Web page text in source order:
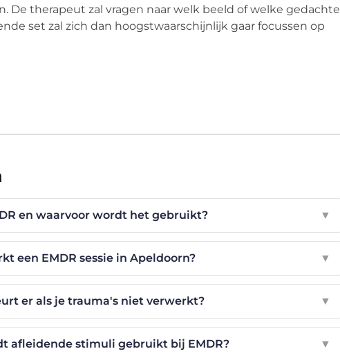
De therapeut zal vragen naar welk beeld of welke gedachte
set zal zich dan hoogstwaarschijnlijk gaar focussen op
en waarvoor wordt het gebruikt? ▼
een EMDR sessie in Apeldoorn? ▼
er als je trauma's niet verwerkt? ▼
afleidende stimuli gebruikt bij EMDR? ▼